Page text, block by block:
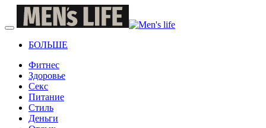
БОЛЬШЕ
Фитнес
Здоровье
Секс
Питание
Стиль
Деньги